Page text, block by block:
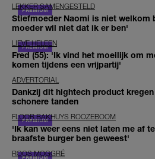
LEKKER SAMENGESTELD
Stiefmoeder Naomi is niet welkom
moeder wil niet dat ik er ben'
LIEVE HELEEN
Fred (55): 'Ik vind het moeilijk om
komen tijdens een vrijpartij'
ADVERTORIAL
Dankzij dit hightech product
schonere tanden
FLOOR BAKHUYS ROOZEBOOM
'Ik kan weer eens niet laten me af
braafste burger ben geweest'
ROOS MOGGRÉ